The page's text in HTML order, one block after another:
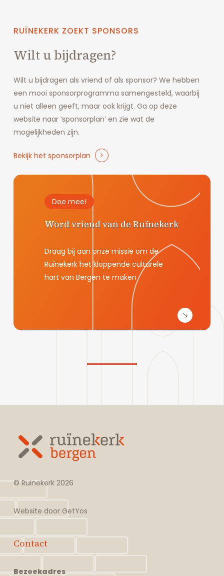
RUÏNEKERK ZOEKT SPONSORS
Wilt u bijdragen?
Wilt u bijdragen als vriend of als sponsor? We hebben
een mooi sponsorprogramma samengesteld, waarbij
u niet alleen geeft, maar ook krijgt. Ga op deze
website naar ‘sponsorplan’ en zie wat de
mogelijkheden zijn.
Bekijk het sponsorplan
Doe mee!
Word vriend van de Ruïnekerk
Draag bij aan onze missie om de
Ruïnekerk het kloppende culturele
hart van Bergen te maken
© Ruïnekerk 2026
Website doorGetYos
Contact
Bezoekadres